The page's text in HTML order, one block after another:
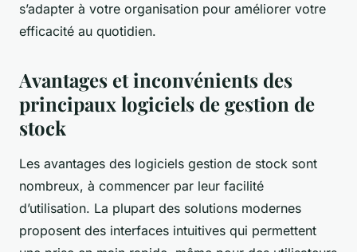
s’adapter à votre organisation pour améliorer votre
efficacité au quotidien.
Avantages et inconvénients des
principaux logiciels de gestion de
stock
Les avantages des logiciels gestion de stock sont
nombreux, à commencer par leur facilité
d’utilisation. La plupart des solutions modernes
proposent des interfaces intuitives qui permettent